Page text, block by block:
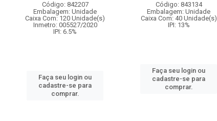
Código: 842207
Embalagem: Unidade
Caixa Com: 120 Unidade(s)
Inmetro: 005527/2020
IPI: 6.5%
Faça seu login ou
cadastre-se para
comprar.
Código: 843134
Embalagem: Unidade
Caixa Com: 40 Unidade(s)
IPI: 13%
Faça seu login ou
cadastre-se para
comprar.